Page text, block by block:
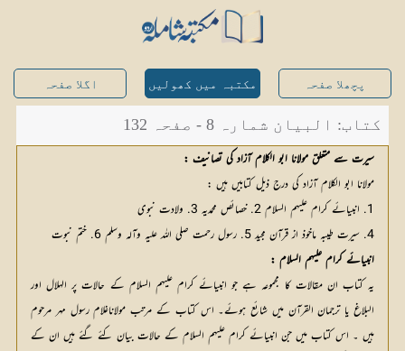
پچھلا صفحہ مکتبہ میں کھولیں اگلا صفحہ
کتاب: البیان شمارہ 8 - صفحہ 132
سیرت سے متعلق مولانا ابو الکلام آزاد کی تصانیف :
مولانا ابو الکلام آزاد کی درج ذیل کتابیں ہیں :
1. انبیائے کرام علیہم السلام 2. خصائص محمدیہ 3. ولادت نبوی
4. سیرت طیبہ ماخوذ از قرآن مجید 5. رسول رحمت صلی اللہ علیہ وآلہ وسلم 6. ختم نبوت
انبیائے کرام علیہم السلام :
یہ کتاب ان مقالات کا مجموعہ ہے جو انبیائے کرام علیہم السلام کے حالات پر الہلال اور
البلاغ یا ترجمان القرآن میں شائع ہوئے۔ اس کتاب کے مرتب مولاناغلام رسول مہر مرحوم
ہیں ۔ اس کتاب میں جن انبیائے کرام علیہم السلام کے حالات بیان کئے گئے ہیں ان کے